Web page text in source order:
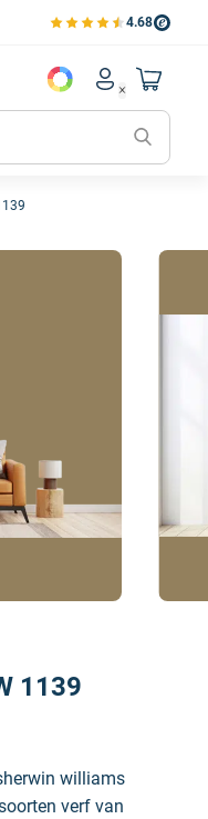
4.68
Bekijk de verfplaza
Account
Mijn
Naar
1139
williams
verf van